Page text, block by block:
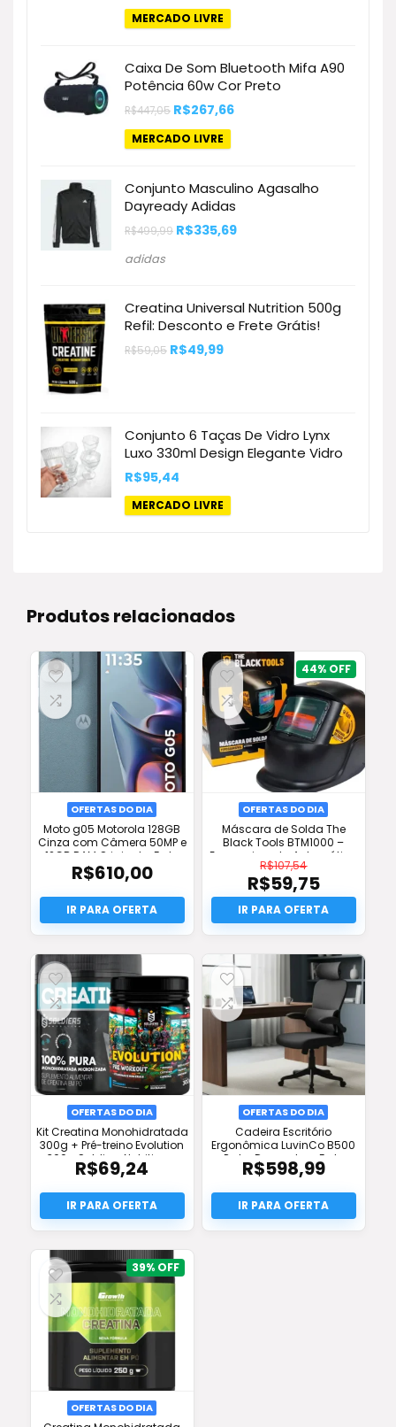
MERCADO LIVRE
Caixa De Som Bluetooth Mifa A90
Potência 60w Cor Preto
R$447,05 O
original
era:
R$267,66O
MERCADO LIVRE
Conjunto Masculino Agasalho
Dayready Adidas
R$499,99 O
R$335,69O
adidas
Creatina Universal Nutrition 500g
Refil: Desconto e Frete Grátis!
R$59,05 O
R$49,99O
Conjunto 6 Taças De Vidro Lynx
Luxo 330ml Design Elegante Vidro
R$95,44
MERCADO LIVRE
Produtos relacionados
OFERTAS DO DIA
Moto g05 Motorola 128GB
Cinza com Câmera 50MP e
12GB RAM Original – Frete
Grátis
R$610,00
44%
OFERTAS DO DIA
Máscara de Solda The
Black Tools BTM1000 –
Escurecimento Automático
– Frete Grátis
R$107,54
O
preço
original
era:
R$107,54.
R$59,75
O
preço
atual
é:
R$59,75.
OFERTAS DO DIA
Kit Creatina Monohidratada
300g + Pré-treino Evolution
300g Soldiers Nutrition –
Desconto e Frete Grátis
R$69,24
OFERTAS DO DIA
Cadeira Escritório
Ergonômica LuvinCo B500
Preto: Desconto + Frete
Grátis + Conforto Full
R$598,99
39%
OFERTAS DO DIA